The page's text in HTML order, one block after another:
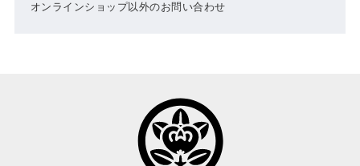
オンラインショップ以外のお問い合わせ